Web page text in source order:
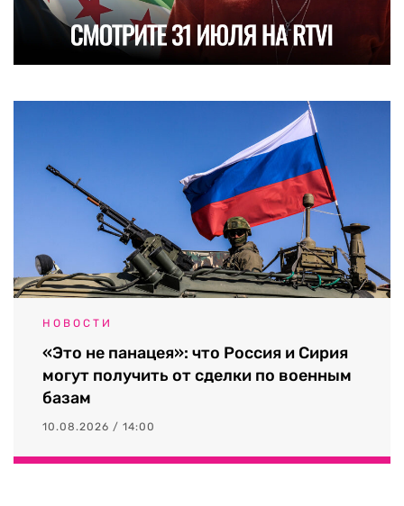
НОВОСТИ
«Это не панацея»: что Россия и Сирия
могут получить от сделки по военным
базам
10.08.2026 / 14:00